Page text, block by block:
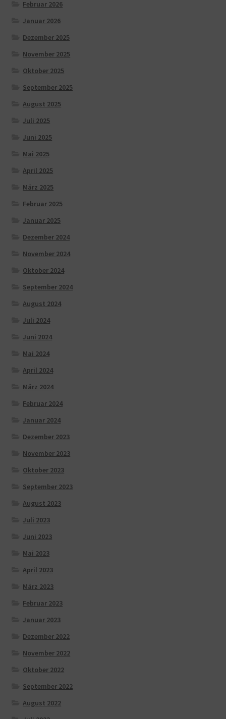
Februar 2026
Januar 2026
Dezember 2025
November 2025
Oktober 2025
September 2025
August 2025
Juli 2025
Juni 2025
Mai 2025
April 2025
März 2025
Februar 2025
Januar 2025
Dezember 2024
November 2024
Oktober 2024
September 2024
August 2024
Juli 2024
Juni 2024
Mai 2024
April 2024
März 2024
Februar 2024
Januar 2024
Dezember 2023
November 2023
Oktober 2023
September 2023
August 2023
Juli 2023
Juni 2023
Mai 2023
April 2023
März 2023
Februar 2023
Januar 2023
Dezember 2022
November 2022
Oktober 2022
September 2022
August 2022